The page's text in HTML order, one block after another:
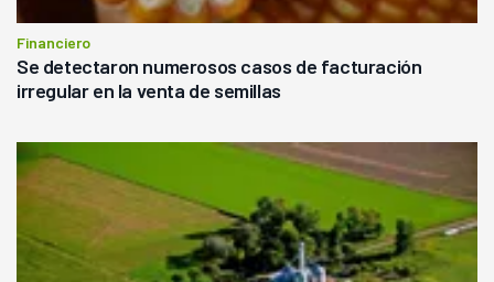
Financiero
Se detectaron numerosos casos de facturación
irregular en la venta de semillas